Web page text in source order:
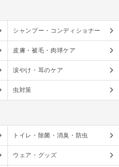
シャンプー・コンディショナー
皮膚・被毛・肉球ケア
涙やけ・耳のケア
虫対策
トイレ・除菌・消臭・防虫
ウェア・グッズ